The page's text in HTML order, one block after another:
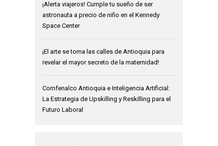
¡Alerta viajeros! Cumple tu sueño de ser
astronauta a precio de niño en el Kennedy
Space Center
¡El arte se toma las calles de Antioquia para
revelar el mayor secreto de la maternidad!
Comfenalco Antioquia e Inteligencia Artificial:
La Estrategia de Upskilling y Reskilling para el
Futuro Laboral